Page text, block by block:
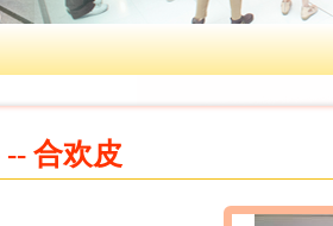
合欢皮